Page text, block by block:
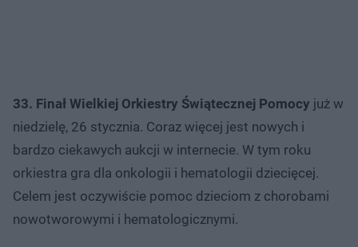
33. Finał Wielkiej Orkiestry Świątecznej Pomocy już w
niedzielę, 26 stycznia. Coraz więcej jest nowych i
bardzo ciekawych aukcji w internecie. W tym roku
orkiestra gra dla onkologii i hematologii dziecięcej.
Celem jest oczywiście pomoc dzieciom z chorobami
nowotworowymi i hematologicznymi.